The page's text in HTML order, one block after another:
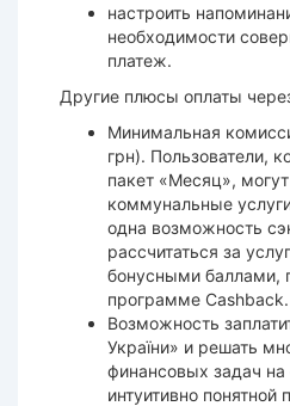
настроить
необходимости
платеж.
Другие плюсы оплаты
Минимальная
грн). Пользователи,
пакет «Месяц»,
коммунальные
одна возможность
рассчитаться за
бонусными баллами,
программе Cashback.
Возможность
України» и решать
финансовых задач на
интуитивно понятной